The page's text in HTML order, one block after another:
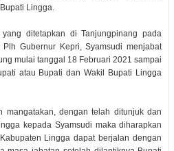
Lingga.
ditetapkan di Tanjungpinang pada
Gubernur Kepri, Syamsudi menjabat
mulai tanggal 18 Februari 2021 sampai
atau Bupati dan Wakil Bupati Lingga
mangatakan, dengan telah ditunjuk dan
kepada Syamsudi maka diharapkan
Lingga dapat berjalan dengan